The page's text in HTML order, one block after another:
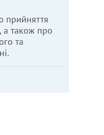
прийняття
також про
та